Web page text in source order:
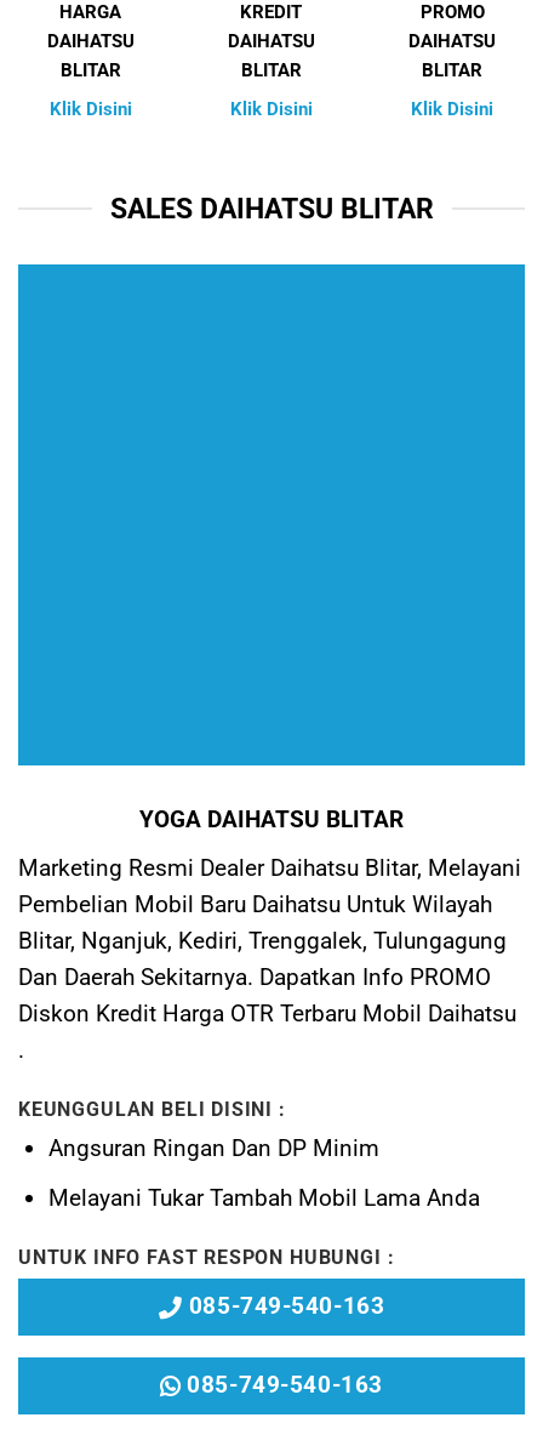
HARGA
DAIHATSU
BLITAR
Klik Disini
KREDIT
DAIHATSU
BLITAR
Klik Disini
PROMO
DAIHATSU
BLITAR
Klik Disini
SALES DAIHATSU BLITAR
YOGA DAIHATSU BLITAR
Marketing Resmi Dealer Daihatsu Blitar, Melayani
Pembelian Mobil Baru Daihatsu Untuk Wilayah
Blitar, Nganjuk, Kediri, Trenggalek, Tulungagung
Dan Daerah Sekitarnya. Dapatkan Info PROMO
Diskon Kredit Harga OTR Terbaru Mobil Daihatsu
.
KEUNGGULAN BELI DISINI :
Angsuran Ringan Dan DP Minim
MelayaniTukar Tambah Mobil Lama Anda
UNTUK INFO FAST RESPON HUBUNGI :
085-749-540-163
085-749-540-163